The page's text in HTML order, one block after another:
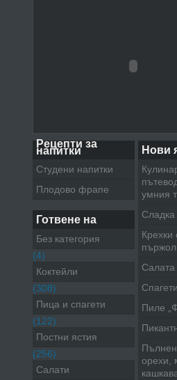
Нови
умния
Сладка
Крехки
Салата
Пиле
орехи,
Рецепти за
напитки
Студени напитки
Плодово фрапе
Готвене на
Без категория
(4)
Коктейли
(308)
Пица и спагети
(122)
Постни ястия
(256)
Салати